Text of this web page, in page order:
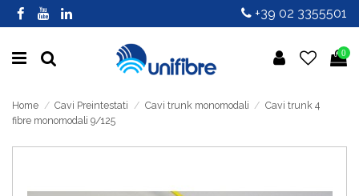
+39 02 3355501
0
Home Cavi Preintestati Cavi trunk monomodali
Cavi trunk 4
fibre monomodali 9/125